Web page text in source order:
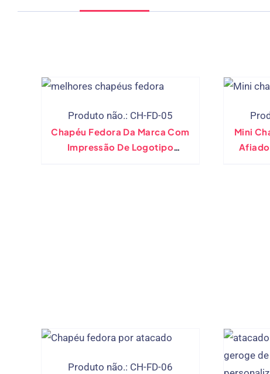
Produto não.: CH-FD-05
Chapéu Fedora Da Marca Com
Impressão De Logotipo
Mini
Afiado (8
Produto não.: CH-FD-06